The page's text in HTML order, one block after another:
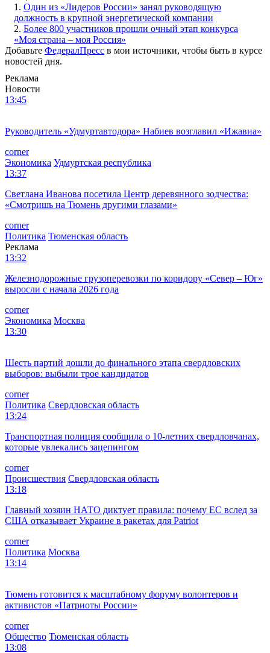
1. Один из «Лидеров России» занял руководящую
должность в крупной энергетической компании
2. Более 800 участников прошли очный этап конкурса
«Моя страна – моя Россия»
Добавьте ФедералПресс в мои источники, чтобы быть в курсе
новостей дня.
Реклама
Новости
13:45
Руководитель «Удмуртавтодора» Набиев возглавил «Ижавиа»
corner
Экономика Удмуртская республика
13:37
Светлана Иванова посетила Центр деревянного зодчества:
«Смотришь на Тюмень другими глазами»
corner
Политика Тюменская область
Реклама
13:32
Железнодорожные грузоперевозки по коридору «Север – Юг»
выросли с начала 2026 года
corner
Экономика Москва
13:30
Шесть партий дошли до финального этапа свердловских
выборов: выбыли трое кандидатов
corner
Политика Свердловская область
13:24
Транспортная полиция сообщила о 10-летних свердловчанах,
которые увлекались зацепингом
corner
Происшествия Свердловская область
13:18
Главный хозяин НАТО диктует правила: почему ЕС вслед за
США отказывает Украине в ракетах для Patriot
corner
Политика Москва
13:14
Тюмень готовится к масштабному форуму волонтеров и
активистов «Патриоты России»
corner
Общество Тюменская область
13:08